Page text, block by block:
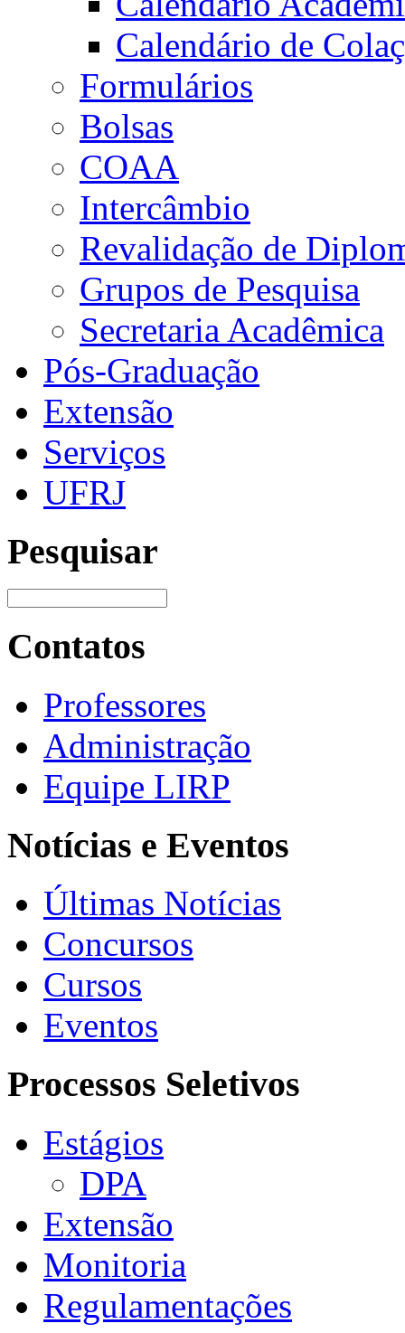
Calendário de
Formulários
Bolsas
COAA
Intercâmbio
Revalidação de
Grupos de Pesquisa
Secretaria Acadêmica
Pós-Graduação
Extensão
Serviços
UFRJ
Pesquisar
Contatos
Professores
Administração
Equipe LIRP
Notícias e Eventos
Últimas Notícias
Concursos
Cursos
Eventos
Processos Seletivos
Estágios
DPA
Extensão
Monitoria
Regulamentações